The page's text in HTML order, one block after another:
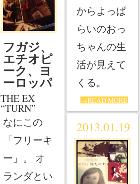
からよっぱ
らいのおっ
ちゃんの生
活が見えて
くる。
→READ MORE
フガジ、
エチオピ
ーク、ヨ
ーロッパ
THE EX
“TURN”
なにこの
「フリーキ
ー」。 オ
ランダとい
2013.01.19